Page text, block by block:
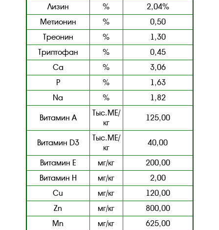
Лизин
%
2,04%
Метионин
%
0,50
Треонин
%
1,30
Триптофан
%
0,45
Ca
%
3,06
P
%
1,63
Na
% 1,82
Витамин А
Тыс.МЕ/
кг
125,00
Витамин D3
Тыс.МЕ/
кг
40,00
Витамин E мг/кг
200,00
Витамин Н
мг/кг
2,00
Cu
мг/кг
120,00
Zn
мг/кг
800,00
Mn
мг/кг
625,00